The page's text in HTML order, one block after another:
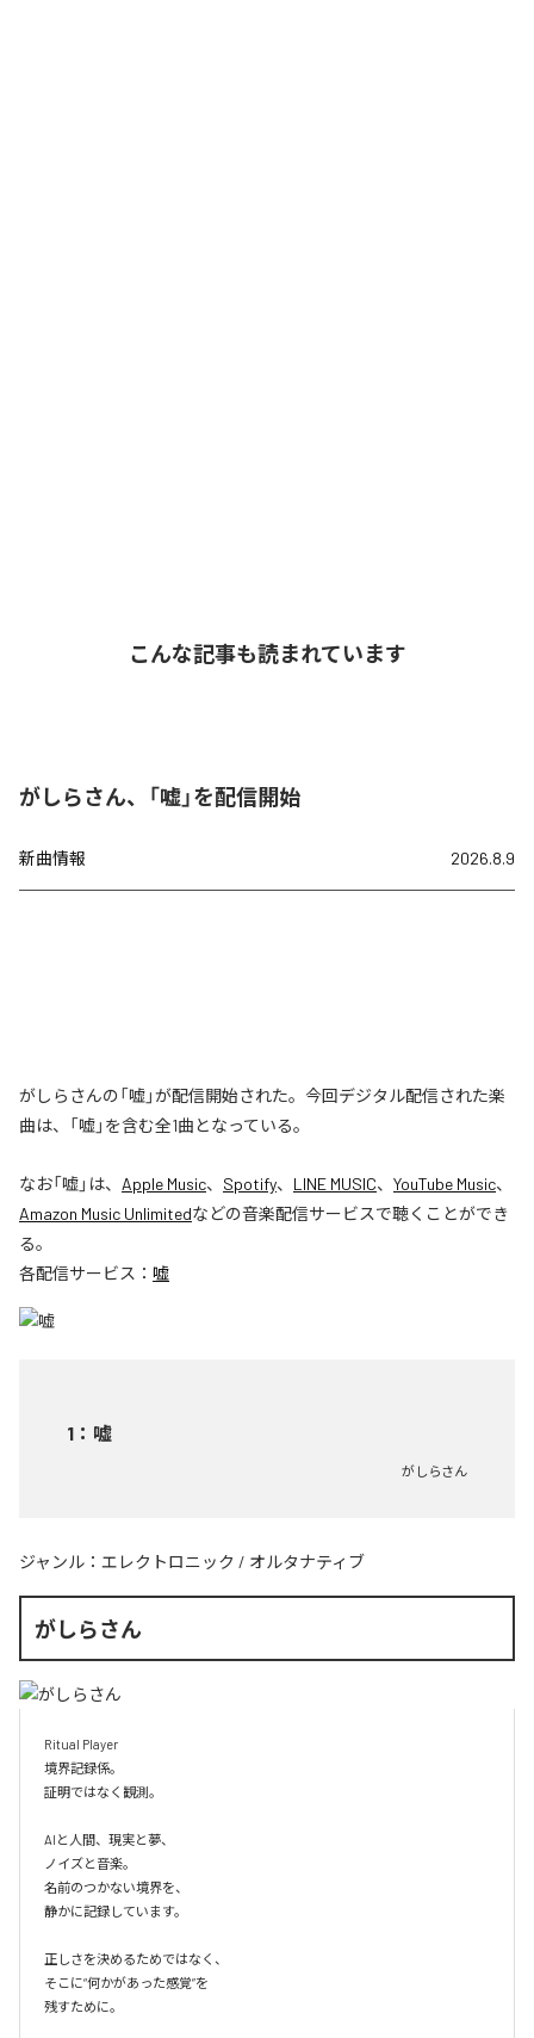
こんな記事も読まれています
がしらさん、「嘘」を配信開始
新曲情報 2026.8.9
がしらさんの「嘘」が配信開始された。今回デジタル配信された楽
曲は、「嘘」を含む全1曲となっている。
なお「嘘」は、 Apple Music、 Spotify、 LINE MUSIC、 YouTube Music、
Amazon Music Unlimitedなどの音楽配信サービスで聴くことができ
る。
各配信サービス： 嘘
1 ： 嘘
がしらさん
ジャンル： エレクトロニック / オルタナティブ
がしらさん
Ritual Player
境界記録係。
証明ではなく観測。
AIと人間、現実と夢、
ノイズと音楽。
名前のつかない境界を、
静かに記録しています。
正しさを決めるためではなく、
そこに“何かがあった感覚”を
残すために。